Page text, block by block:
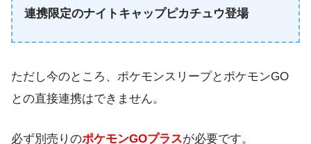
連携限定のナイトキャップピカチュウ登場
ただし今のところ、ポケモンスリープとポケモンGO
との直接連携はできません。
必ず別売りのポケモンGOプラスが必要です。